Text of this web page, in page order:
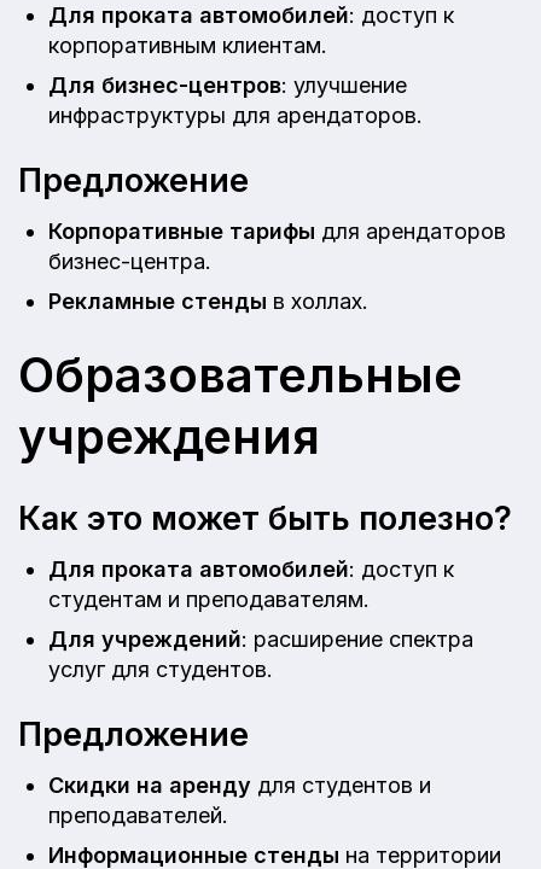
Для проката автомобилей: доступ к
корпоративным клиентам.
Для бизнес-центров: улучшение
инфраструктуры для арендаторов.
Предложение
Корпоративные тарифы для арендаторов
бизнес-центра.
Рекламные стенды в холлах.
Образовательные
учреждения
Как это может быть полезно?
Для проката автомобилей: доступ к
студентам и преподавателям.
Для учреждений: расширение спектра
услуг для студентов.
Предложение
Скидки на аренду для студентов и
преподавателей.
Информационные стенды на территории